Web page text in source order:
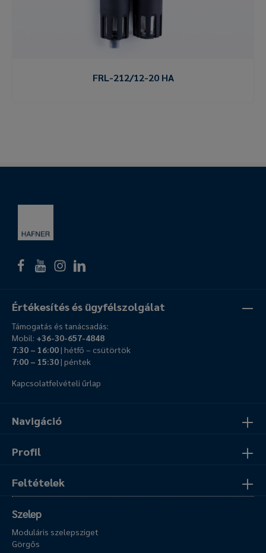
FRL-212/12-20 HA
Navigáció
Profil
Feltételek
Értékesítés és ügyfélszolgálat
Támogatás és tanácsadás:
Mobil: +36-30-657-4848
7:30 – 16:00| hétfő – csütörtök
7:00 – 15:30| péntek
Kapcsolatfelvételi űrlap
Szelep
Moduláris szelepsziget
Görgős